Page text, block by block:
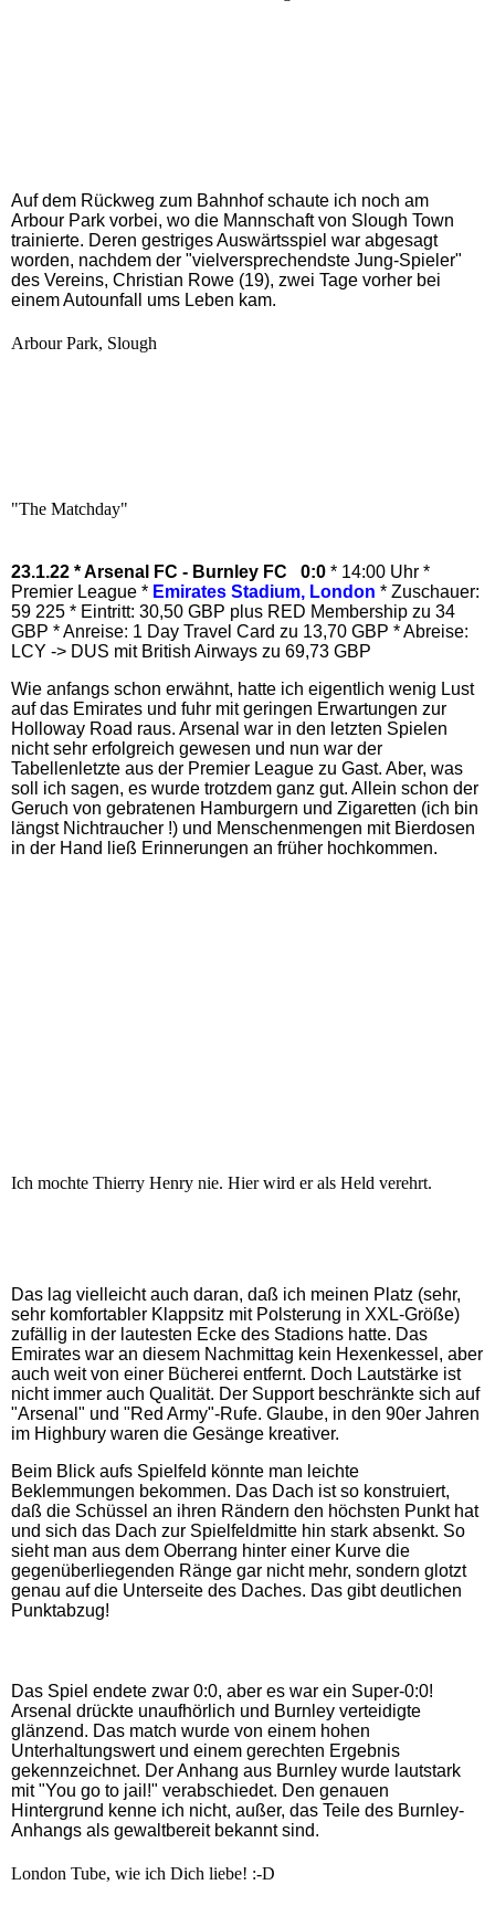
Auf dem Rückweg zum Bahnhof schaute ich noch am
Arbour Park vorbei, wo die Mannschaft von Slough Town
trainierte. Deren gestriges Auswärtsspiel war abgesagt
worden, nachdem der "vielversprechendste Jung-Spieler"
des Vereins, Christian Rowe (19), zwei Tage vorher bei
einem Autounfall ums Leben kam.
Arbour Park, Slough
"The Matchday"
23.1.22 * Arsenal FC - Burnley FC 0:0 * 14:00 Uhr *
Premier League * Emirates Stadium, London * Zuschauer:
59 225 * Eintritt: 30,50 GBP plus RED Membership zu 34
GBP * Anreise: 1 Day Travel Card zu 13,70 GBP * Abreise:
LCY -> DUS mit British Airways zu 69,73 GBP
Wie anfangs schon erwähnt, hatte ich eigentlich wenig Lust
auf das Emirates und fuhr mit geringen Erwartungen zur
Holloway Road raus. Arsenal war in den letzten Spielen
nicht sehr erfolgreich gewesen und nun war der
Tabellenletzte aus der Premier League zu Gast. Aber, was
soll ich sagen, es wurde trotzdem ganz gut. Allein schon der
Geruch von gebratenen Hamburgern und Zigaretten (ich bin
längst Nichtraucher !) und Menschenmengen mit Bierdosen
in der Hand ließ Erinnerungen an früher hochkommen.
Ich mochte Thierry Henry nie. Hier wird er als Held verehrt.
Das lag vielleicht auch daran, daß ich meinen Platz (sehr,
sehr komfortabler Klappsitz mit Polsterung in XXL-Größe)
zufällig in der lautesten Ecke des Stadions hatte. Das
Emirates war an diesem Nachmittag kein Hexenkessel, aber
auch weit von einer Bücherei entfernt. Doch Lautstärke ist
nicht immer auch Qualität. Der Support beschränkte sich auf
"Arsenal" und "Red Army"-Rufe. Glaube, in den 90er Jahren
im Highbury waren die Gesänge kreativer.
Beim Blick aufs Spielfeld könnte man leichte
Beklemmungen bekommen. Das Dach ist so konstruiert,
daß die Schüssel an ihren Rändern den höchsten Punkt hat
und sich das Dach zur Spielfeldmitte hin stark absenkt. So
sieht man aus dem Oberrang hinter einer Kurve die
gegenüberliegenden Ränge gar nicht mehr, sondern glotzt
genau auf die Unterseite des Daches. Das gibt deutlichen
Punktabzug!
Das Spiel endete zwar 0:0, aber es war ein Super-0:0!
Arsenal drückte unaufhörlich und Burnley verteidigte
glänzend. Das match wurde von einem hohen
Unterhaltungswert und einem gerechten Ergebnis
gekennzeichnet. Der Anhang aus Burnley wurde lautstark
mit "You go to jail!" verabschiedet. Den genauen
Hintergrund kenne ich nicht, außer, das Teile des Burnley-
Anhangs als gewaltbereit bekannt sind.
London Tube, wie ich Dich liebe! :-D